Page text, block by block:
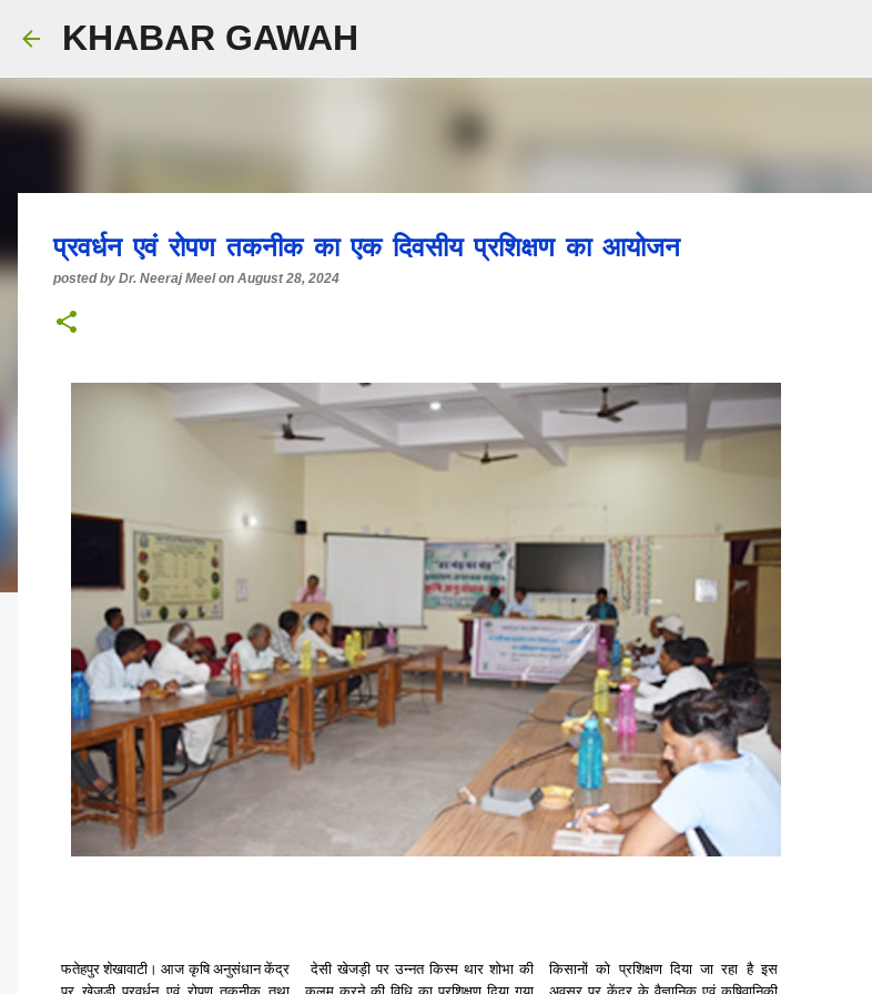
KHABAR GAWAH
प्रवर्धन एवं रोपण तकनीक का एक दिवसीय प्रशिक्षण का आयोजन
posted by Dr. Neeraj Meel on August 28, 2024
फतेहपुर शेखावाटी । आज कृषि अनुसंधान केंद्र
देसी खेजड़ी पर उन्नत किस्म थार शोभा की
किसानों को प्रशिक्षण दिया जा रहा है इस